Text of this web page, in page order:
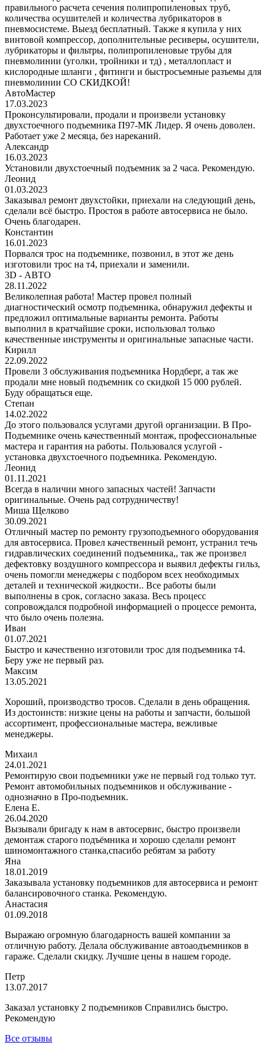
правильного расчета сечения полипропиленовых труб,
количества осушителей и количества лубрикаторов в
пневмосистеме. Выезд бесплатный. Также я купила у них
винтовой компрессор, дополнительные ресиверы, осушители,
лубрикаторы и фильтры, полипропиленовые трубы для
пневмолинии (уголки, тройники и тд) , металлопласт и
кислородные шланги , фитинги и быстросъемные разъемы для
пневмолинии СО СКИДКОЙ!
АвтоМастер
17.03.2023
Проконсультировали, продали и произвели установку
двухстоечного подъемника П97-МК Лидер. Я очень доволен.
Работает уже 2 месяца, без нареканий.
Александр
16.03.2023
Установили двухстоечный подъемник за 2 часа. Рекомендую.
Леонид
01.03.2023
Заказывал ремонт двухстойки, приехали на следующий день,
сделали всё быстро. Простоя в работе автосервиса не было.
Очень благодарен.
Константин
16.01.2023
Порвался трос на подъемнике, позвонил, в этот же день
изготовили трос на т4, приехали и заменили.
3D - АВТО
28.11.2022
Великолепная работа! Мастер провел полный
диагностический осмотр подъемника, обнаружил дефекты и
предложил оптимальные варианты ремонта. Работы
выполнил в кратчайшие сроки, использовал только
качественные инструменты и оригинальные запасные части.
Кирилл
22.09.2022
Провели 3 обслуживания подъемника Нордберг, а так же
продали мне новый подъемник со скидкой 15 000 рублей.
Буду обращаться еще.
Степан
14.02.2022
До этого пользовался услугами другой организации. В Про-
Подъемнике очень качественный монтаж, профессиональные
мастера и гарантия на работы. Пользовался услугой -
установка двухстоечного подъемника. Рекомендую.
Леонид
01.11.2021
Всегда в наличии много запасных частей! Запчасти
оригинальные. Очень рад сотрудничеству!
Миша Щелково
30.09.2021
Отличный мастер по ремонту грузоподъемного оборудования
для автосервиса. Провел качественный ремонт, устранил течь
гидравлических соединений подъемника,, так же произвел
дефектовку воздушного компрессора и выявил дефекты гильз,
очень помогли менеджеры с подбором всех необходимых
деталей и технической жидкости.. Все работы были
выполнены в срок, согласно заказа. Весь процесс
сопровождался подробной информацией о процессе ремонта,
что было очень полезна.
Иван
01.07.2021
Быстро и качественно изготовили трос для подъемника т4.
Беру уже не первый раз.
Максим
13.05.2021
Хороший, производство тросов. Сделали в день обращения.
Из достоинств: низкие цены на работы и запчасти, большой
ассортимент, профессиональные мастера, вежливые
менеджеры.
Михаил
24.01.2021
Ремонтирую свои подъемники уже не первый год только тут.
Ремонт автомобильных подъемников и обслуживание -
однозначно в Про-подъемник.
Елена Е.
26.04.2020
Вызывали бригаду к нам в автосервис, быстро произвели
демонтаж старого подъёмника и хорошо сделали ремонт
шиномонтажного станка,спасибо ребятам за работу
Яна
18.01.2019
Заказывала установку подъемников для автосервиса и ремонт
балансировочного станка. Рекомендую.
Анастасия
01.09.2018
Выражаю огромную благодарность вашей компании за
отличную работу. Делала обслуживание автоаодъемников в
гараже. Сделали скидку. Лучшие цены в нашем городе.
Петр
13.07.2017
Заказал установку 2 подъемников Справились быстро.
Рекомендую
Все отзывы